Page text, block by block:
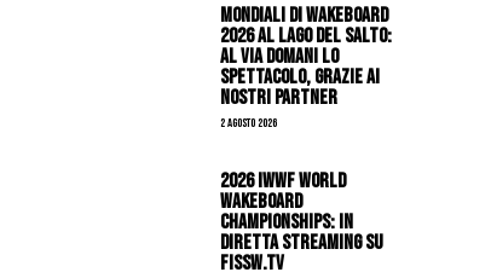
Mondiali di Wakeboard
2026 al Lago del Salto:
al via domani lo
spettacolo, grazie ai
nostri Partner
2 Agosto 2026
2026 IWWF WORLD
WAKEBOARD
CHAMPIONSHIPS: IN
DIRETTA STREAMING SU
FISSW.TV